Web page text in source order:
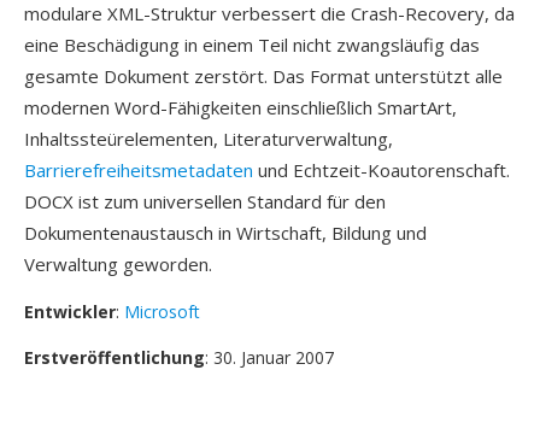
modulare XML-Struktur verbessert die Crash-Recovery, da
eine Beschädigung in einem Teil nicht zwangsläufig das
gesamte Dokument zerstört. Das Format unterstützt alle
modernen Word-Fähigkeiten einschließlich SmartArt,
Inhaltssteürelementen, Literaturverwaltung,
Barrierefreiheitsmetadaten und Echtzeit-Koautorenschaft.
DOCX ist zum universellen Standard für den
Dokumentenaustausch in Wirtschaft, Bildung und
Verwaltung geworden.
Entwickler: Microsoft
Erstveröffentlichung: 30. Januar 2007